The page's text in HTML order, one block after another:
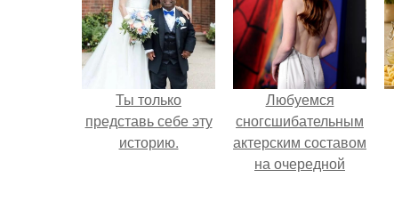
Ты только
представь себе эту
историю.
Любуемся
сногсшибательным
актерским составом
на очередной